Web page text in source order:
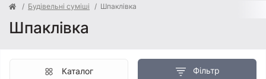
Будівельні суміші Шпаклівка
Шпаклівка
Фільтр
Каталог